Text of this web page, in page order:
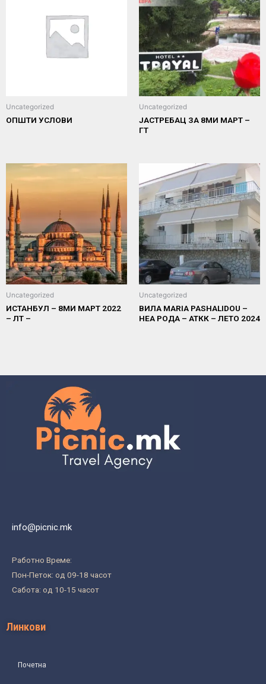
Uncategorized
ОПШТИ УСЛОВИ
Uncategorized
ЈАСТРЕБАЦ ЗА 8МИ МАРТ –
ГТ
Uncategorized
ИСТАНБУЛ – 8МИ МАРТ 2022
– ЛТ –
Uncategorized
ВИЛА MARIA PASHALIDOU –
НЕА РОДА – АТКК – ЛЕТО 2024
info@picnic.mk
Работно Време:
Пон-Петок: од 09-18 часот
Сабота: од 10-15 часот
Линкови
Почетна